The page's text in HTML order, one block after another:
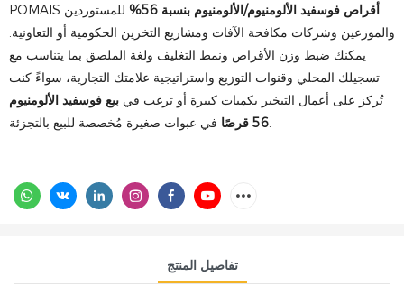
POMAIS
أقراص فوسفيد الألومنيوم/الألومنيوم بنسبة 56%
للمستوردين
والموزعين وشركات مكافحة الآفات ومشاريع التخزين الحكومية أو التعاونية.
يمكنك ضبط وزن الأقراص ونمط التغليف ولغة الملصق بما يتناسب مع
تسجيلك المحلي وقنوات التوزيع واستراتيجية علامتك التجارية، سواءً كنت
تُركز على أعمال التبخير بكميات كبيرة أو ترغب في بيع فوسفيد الألومنيوم
56 قرصًافي عبوات صغيرة مُخصصة للبيع بالتجزئة.
تفاصيل المنتج